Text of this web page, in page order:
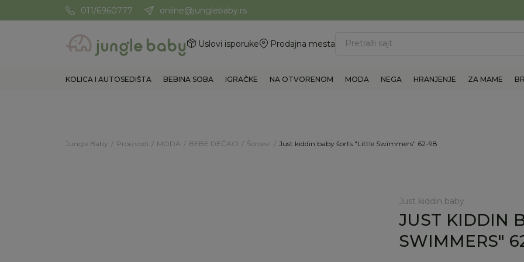
011/6960777 online@junglebaby.rsPotrebna Vam je pomoć? Pozovite 011/6960777
Uslovi isporuke Prodajna mesta Pretraži sajt
KOLICA I AUTOSEDIŠTA BEBINA SOBA IGRAČKE NA OTVORENOM MODA NEGA HRANJENJE ZA MAME
Jungle Baby Proizvodi MODA BEBE DEČACI Šorcevi Just kiddin baby šorts "Little Swimmers" 62-98
Just kiddin baby
JUST KIDDIN
SWIMMERS"